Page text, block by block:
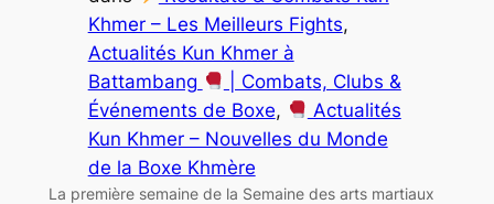
Khmer – Les Meilleurs Fights
Actualités Kun Khmer à
Battambang
| Combats, Clubs &
Événements de Boxe,
Actualités
Kun Khmer – Nouvelles du Monde
de la Boxe Khmère
La première semaine de la Semaine des arts martiaux